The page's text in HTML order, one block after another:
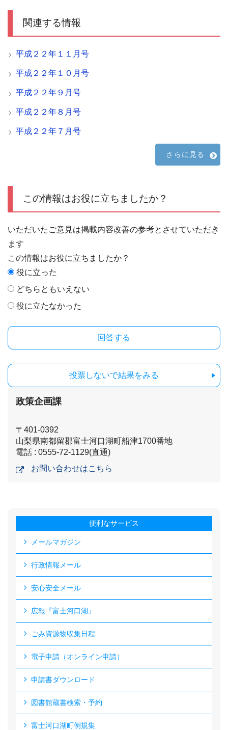
関連する情報
平成２２年１１月号
平成２２年１０月号
平成２２年９月号
平成２２年８月号
平成２２年７月号
さらに見る
この情報はお役に立ちましたか？
いただいたご意見は掲載内容改善の参考とさせていただき
ます
この情報はお役に立ちましたか？
役に立った
どちらともいえない
役に立たなかった
投票しないで結果をみる
政策企画課
〒401-0392
山梨県南都留郡富士河口湖町船津1700番地
電話 : 0555-72-1129(直通)
お問い合わせはこちら
便利なサービス
メールマガジン
行政情報メール
安心安全メール
広報『富士河口湖』
ごみ資源物収集日程
電子申請（オンライン申請）
申請書ダウンロード
図書館蔵書検索・予約
富士河口湖町例規集